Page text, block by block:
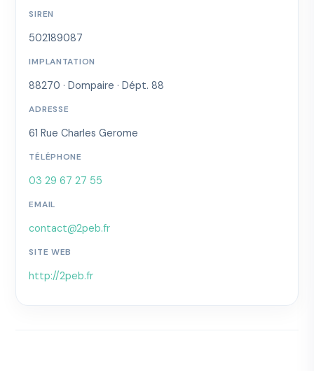
SIREN
502189087
IMPLANTATION
88270 · Dompaire · Dépt. 88
ADRESSE
61 Rue Charles Gerome
TÉLÉPHONE
03 29 67 27 55
EMAIL
contact@2peb.fr
SITE WEB
http://2peb.fr